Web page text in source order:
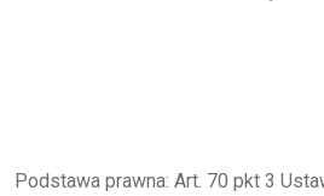
Podstawa prawna: Art. 70 pkt 3